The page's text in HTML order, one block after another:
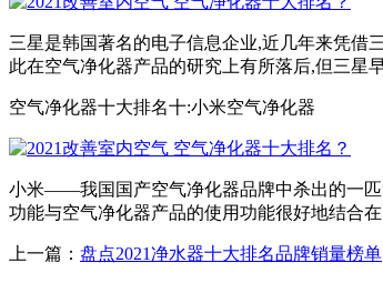
三星是韩国著名的电子信息企业,近几年来凭借
此在空气净化器产品的研究上有所落后,但三星
空气净化器十大排名十:小米空气净化器
小米——我国国产空气净化器品牌中杀出的一匹
功能与空气净化器产品的使用功能很好地结合
上一篇： 盘点2021净水器十大排名品牌销量榜单